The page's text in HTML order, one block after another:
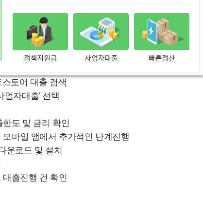
토어 대출 검색
업자대출’ 선택
도 및 금리 확인
바일 앱에서 추가적인 단계진행
운로드 및 설치
출진행 건 확인